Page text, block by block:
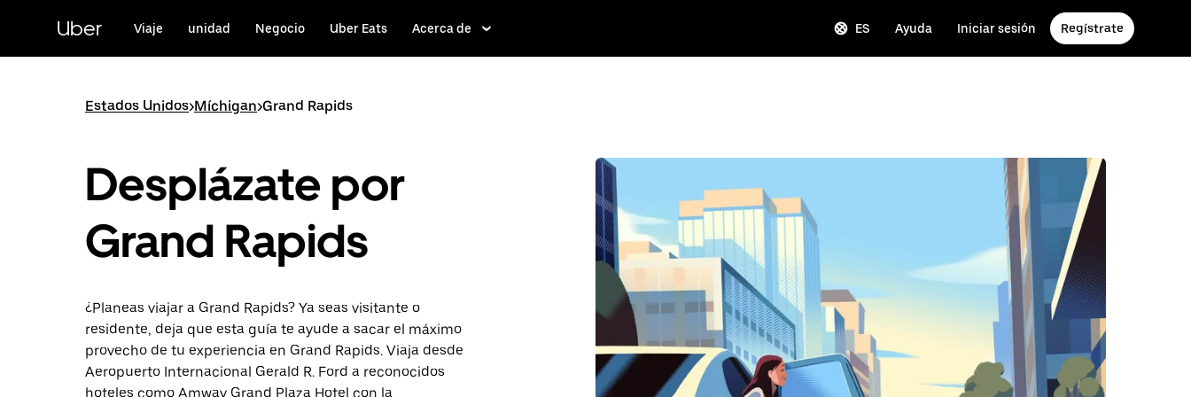
contenido
principal
Uber Viaje unidad Negocio Uber Eats Acerca de ES Ayuda Iniciar sesión Regístrate
Estados Unidos>Míchigan>Grand Rapids
Desplázate por
Grand Rapids
¿Planeas viajar a Grand Rapids? Ya seas visitante o
residente, deja que esta guía te ayude a sacar el máximo
provecho de tu experiencia en Grand Rapids. Viaja desde
Aeropuerto Internacional Gerald R. Ford a reconocidos
hoteles como Amway Grand Plaza Hotel con la